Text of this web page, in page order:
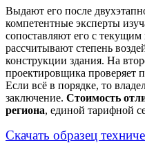
Выдают его после
компетентные эксперты
сопоставляют его с
рассчитывают степень
конструкции здания. На
проектировщика проверяет
Если всё в порядке, то
заключение. Стоимость
региона, единой тарифной
Скачать образец